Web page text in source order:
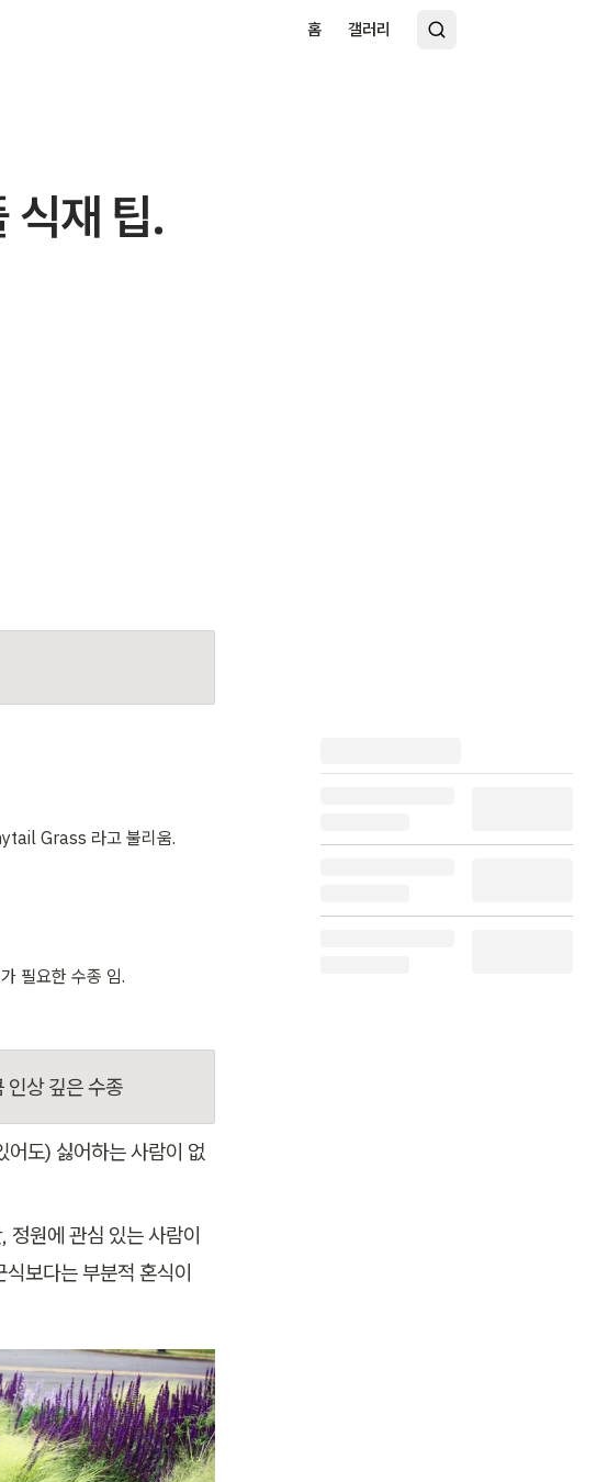
홈 갤러리
식재 팁.
Grass 라고 불리움.
필요한 수종 임.
인상 깊은 수종
어도) 싫어하는 사람이 없
정원에 관심 있는 사람이
보다는 부분적 혼식이